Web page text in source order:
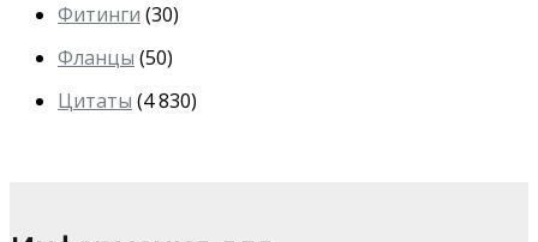
Фитинги (30)
Фланцы (50)
Цитаты (4 830)